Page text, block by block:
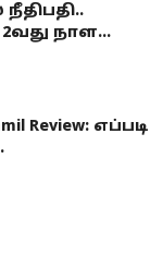
நாள...
Review: எப்படி